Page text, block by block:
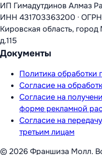
ИП Гимадутдинов Алмаз
ИНН 431703363200 · ОГРН
Кировская область,
д.115
Документы
Политика обработки
Согласие на
Согласие на
форме рекламной
Согласие на
третьим лицам
© 2026 Франшиза Молл.